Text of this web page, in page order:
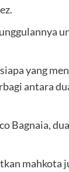
yang
antara
Bagnaia,
mahkota